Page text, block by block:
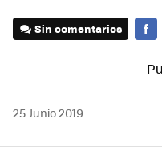
Sin comentarios
25 Junio 2019